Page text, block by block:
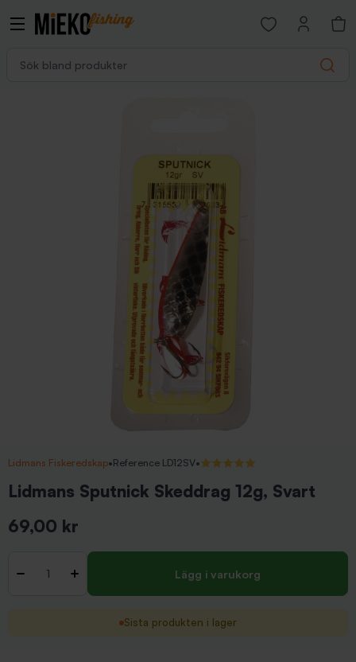
Search
Open favorites
Lidmans Fiskeredskap•Reference LD12SV•5/5 (1 recensioner)
Lidmans Sputnick Skeddrag 12g, Svart
69,00 kr
- + Lägg i varukorg
Sista produkten i lager